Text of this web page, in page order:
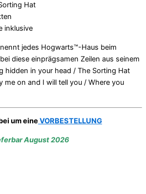
Hat
inklusive
jedes Hogwarts™-Haus beim
diese einprägsamen Zeilen aus seinem
hidden in your head / The Sorting Hat
me on and I will tell you / Where you
um eine VORBESTELLUNG
August 2026